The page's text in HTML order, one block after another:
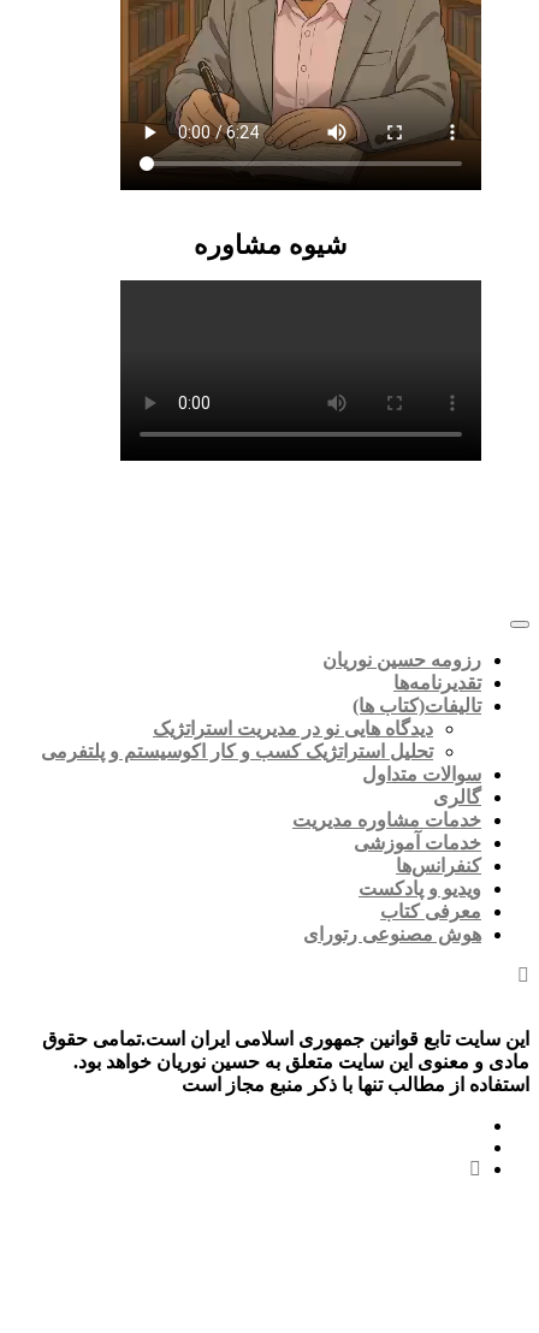
شیوه مشاوره
رزومه حسین نوریان
تقدیرنامه‌ها
تالیفات(کتاب ها)
دیدگاه هایی نو در مدیریت استراتژیک
تحلیل استراتژیک کسب و کار اکوسیستم و پلتفرمی
سوالات متداول
گالری
خدمات مشاوره مدیریت
خدمات آموزشی
کنفرانس‌ها
ویدیو و پادکست
معرفی کتاب
هوش مصنوعی رتورای
این سایت تابع قوانین جمهوری اسلامی ایران است.تمامی حقوق
مادی و معنوی این سایت متعلق به حسین نوریان خواهد بود.
استفاده از مطالب تنها با ذکر منبع مجاز است